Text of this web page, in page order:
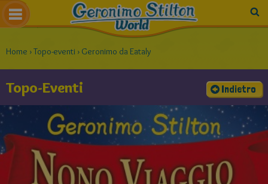
Home ›Topo-eventi › Geronimo da Eataly
Topo-Eventi Indietro